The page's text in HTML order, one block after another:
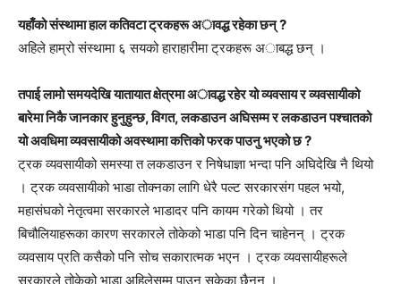
यहाँको संस्थामा हाल कतिवटा ट्रकहरू अावद्ध रहेका छन् ?
अहिले हाम्रो संस्थामा ६ सयको हाराहारीमा ट्रकहरू अाबद्ध छन् ।
तपाई लामो समयदेखि यातायात क्षेत्रमा अावद्ध रहेर यो व्यवसाय र व्यवसायीको
बारेमा निकै जानकार हुनुहुन्छ, विगत, लकडाउन अघिसम्म र लकडाउन पश्चातको
यो अवधिमा व्यवसायीको अवस्थामा कत्तिको फरक पाउनु भएको छ ?
ट्रक व्यवसायीको समस्या त लकडाउन र निषेधाज्ञा भन्दा पनि अघिदेखि नै थियो
। ट्रक व्यवसायीको भाडा तोक्नका लागि धेरै पल्ट सरकारसंग पहल भयो,
महासंघको नेतृत्वमा सरकारले भाडादर पनि कायम गरेको थियो । तर
बिचौलियाहरूका कारण सरकारले तोकेको भाडा पनि दिन चाहेनन् । ट्रक
व्यवसाय प्रति कसैको पनि सोच सकारात्मक भएन । ट्रक व्यवसायीहरूले
सरकारले तोकेको भाडा अहिलेसम्म पाउन सकेका छैनन् ।